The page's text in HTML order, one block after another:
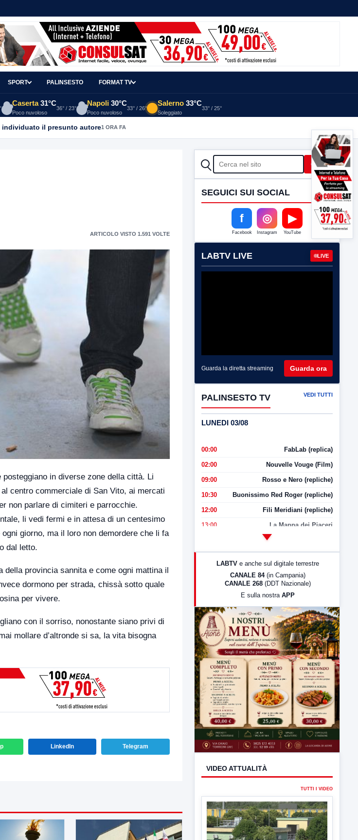
SPORT PALINSESTO FORMAT TV
Caserta 31°C
Poco nuvoloso
36° / 23°
Napoli 30°C
Poco nuvoloso
33° / 26°
Salerno 33°C
Soleggiato
33° / 25°
il presunto autore1 ORA FA
ARTICOLO VISTO 1.591 VOLTE
in diverse zone della città. Li
centro commerciale di San Vito, ai mercati
non parlare di cimiteri e parrocchie.
li vedi fermi e in attesa di un centesimo
giorno, ma il loro non demordere che li fa
dal letto.
della provincia sannita e come ogni mattina il
dormono per strada, chissà sotto quale
per vivere.
con il sorriso, nonostante siano privi di
mollare d’altronde si sa, la vita bisogna
LinkedIn Telegram
CERCA Cerca
SEGUICI SUI SOCIAL
f
Facebook
◎
Instagram
▶
YouTube
LABTV LIVE LIVE
Guarda la diretta streaming Guarda ora
PALINSESTO TV VEDI TUTTI
LUNEDI 03/08
00:00 FabLab (replica)
02:00 Nouvelle Vouge (Film)
09:00 Rosso e Nero (repliche)
10:30 Buonissimo Red Roger (repliche)
12:00 Fili Meridiani (repliche)
13:00 La Mappa dei Piaceri
LabNews (Diretta)
23:00 LabNews (replica)
LABTV e anche sul digitale terrestre
CANALE 84 (in Campania)
CANALE 268 (DDT Nazionale)
E sulla nostra APP